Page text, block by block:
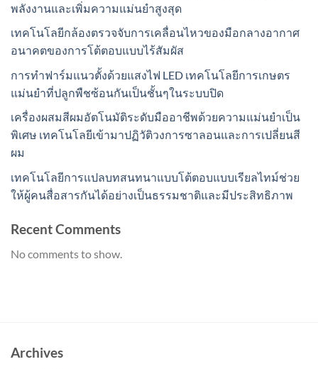
พลังงานและเพิ่มความแม่นยำสูงสุด
เทคโนโลยีกล้องตรวจจับการเคลื่อนไหวของมือกลางอากาศ
อนาคตของการโต้ตอบแบบไร้สัมผัส
การทำฟาร์มแนวตั้งด้วยแสงไฟ LED เทคโนโลยีการเกษตร
แม่นยำที่ปลูกพืชซ้อนกันเป็นชั้นๆในระบบปิด
เครื่องผสมสีผมอัตโนมัติระดับมืออาชีพด้วยความแม่นยำเป็น
พิเศษ เทคโนโลยีเข้ามาปฏิวัติวงการซาลอนและการเปลี่ยนสี
ผม
เทคโนโลยีการแปลบทสนทนาแบบโต้ตอบแบบเรียลไทม์ช่วย
ให้ผู้คนสื่อสารกันได้อย่างเป็นธรรมชาติและมีประสิทธิภาพ
Recent Comments
No comments to show.
Archives